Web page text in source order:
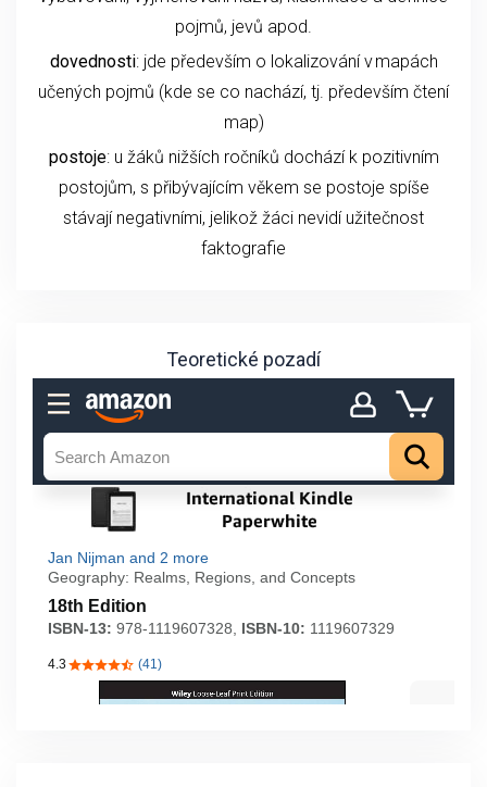
pojmů, jevů apod.
dovednosti: jde především o lokalizování v mapách
učených pojmů (kde se co nachází, tj. především čtení
map)
postoje: u žáků nižších ročníků dochází k pozitivním
postojům, s přibývajícím věkem se postoje spíše
stávají negativními, jelikož žáci nevidí užitečnost
faktografie
Teoretické pozadí